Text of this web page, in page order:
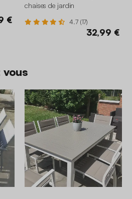
€
chaises de jardin
4.7 (17)
32,99 €